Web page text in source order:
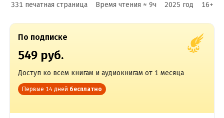
331 печатная страница Время чтения ≈ 9ч 2025 год 16+
По подписке
549 руб.
Доступ ко всем книгам и аудиокнигам от 1 месяца
Первые 14 дней бесплатно